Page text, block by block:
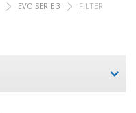
EVO SERIE 3 FILTER